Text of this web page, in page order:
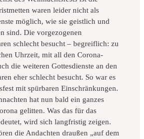
waren leider nicht als
möglich, wie sie geistlich und
sind. Die vorgezogenen
schlecht besucht – begreiflich: zu
Uhrzeit, mit all den Corona-
die weiteren Gottesdienste an den
eher schlecht besucht. So war es
mit spürbaren Einschränkungen.
hat nun bald ein ganzes
gelitten. Was das für das
wird sich langfristig zeigen.
die Andachten draußen „auf dem